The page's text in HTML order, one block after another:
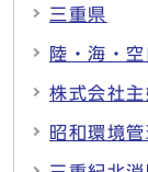
三重県
陸・海・
株式会社
昭和環境